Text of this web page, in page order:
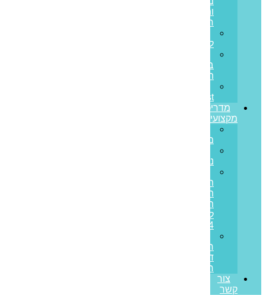
ותזרים
חיובי
לעסקים
בערבות
המדינה
Invest
מדריכים
מקצועיים
משתנה
נומינלית
תשומות
הבנייה
תחזית
לשנת
2024
רכישה
דירה
ראשונה
צור
קשר